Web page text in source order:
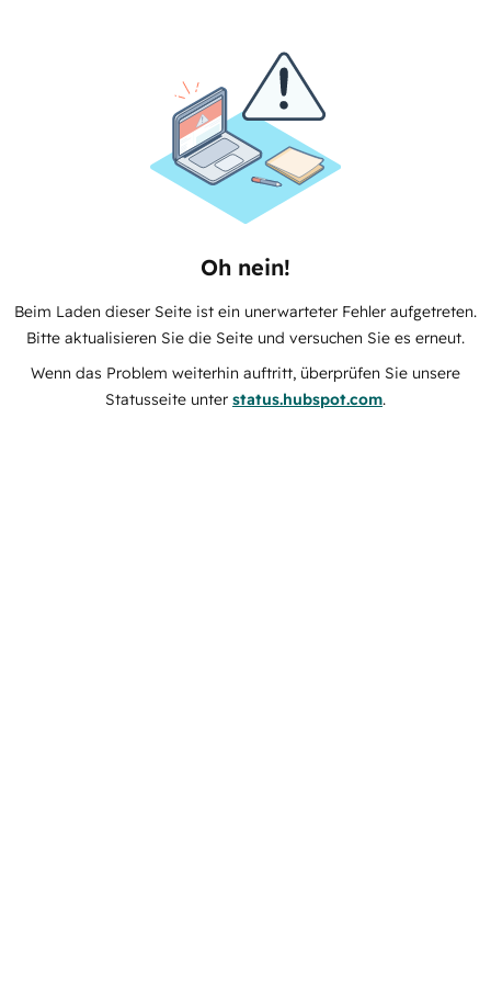
Oh nein!
Beim Laden dieser Seite ist ein unerwarteter Fehler aufgetreten.
Bitte aktualisieren Sie die Seite und versuchen Sie es erneut.
Wenn das Problem weiterhin auftritt, überprüfen Sie unsere
Statusseite unter status.hubspot.com.